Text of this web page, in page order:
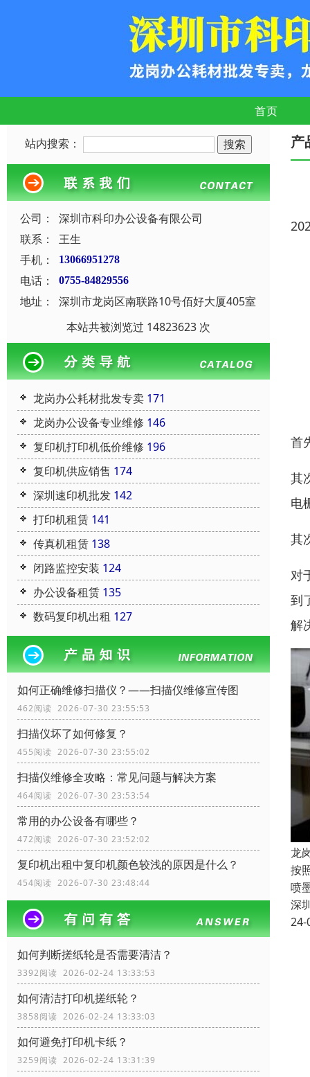
首页
站内搜索：
公司：
深圳市科印办公设备有限公司
联系：
王生
手机：
13066951278
电话： 0755-84829556
地址：
深圳市龙岗区南联路10号佰好大厦405室
本站共被浏览过 14823623 次
龙岗办公耗材批发专卖 171
龙岗办公设备专业维修 146
复印机打印机低价维修 196
复印机供应销售 174
深圳速印机批发 142
打印机租赁 141
传真机租赁 138
闭路监控安装 124
办公设备租赁 135
数码复印机出租 127
如何正确维修扫描仪？——扫描仪维修宣传图
462阅读 2026-07-30 23:55:53
扫描仪坏了如何修复？
455阅读 2026-07-30 23:55:02
扫描仪维修全攻略：常见问题与解决方案
464阅读 2026-07-30 23:53:54
常用的办公设备有哪些？
472阅读 2026-07-30 23:52:02
复印机出租中复印机颜色较浅的原因是什么？
454阅读 2026-07-30 23:48:44
如何判断搓纸轮是否需要清洁？
3392阅读 2026-02-24 13:33:53
如何清洁打印机搓纸轮？
3858阅读 2026-02-24 13:33:03
如何避免打印机卡纸？
3259阅读 2026-02-24 13:31:39
产
首
其
电
其
对
到
解
龙
按
喷
深
24-